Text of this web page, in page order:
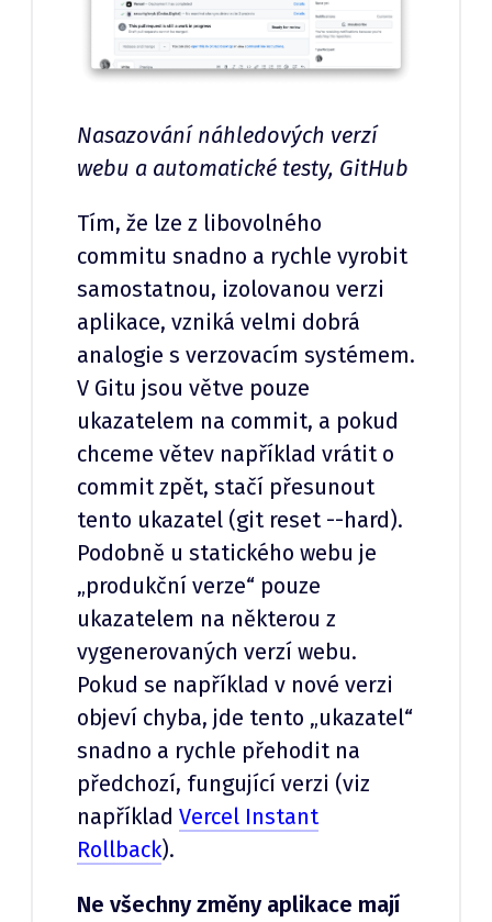
Nasazování náhledových verzí
webu a automatické testy, GitHub
Tím, že lze z libovolného
commitu snadno a rychle vyrobit
samostatnou, izolovanou verzi
aplikace, vzniká velmi dobrá
analogie s verzovacím systémem.
V Gitu jsou větve pouze
ukazatelem na commit, a pokud
chceme větev například vrátit o
commit zpět, stačí přesunout
tento ukazatel (git reset --hard).
Podobně u statického webu je
„produkční verze“ pouze
ukazatelem na některou z
vygenerovaných verzí webu.
Pokud se například v nové verzi
objeví chyba, jde tento „ukazatel“
snadno a rychle přehodit na
předchozí, fungující verzi (viz
například Vercel Instant
Rollback).
Ne všechny změny aplikace mají